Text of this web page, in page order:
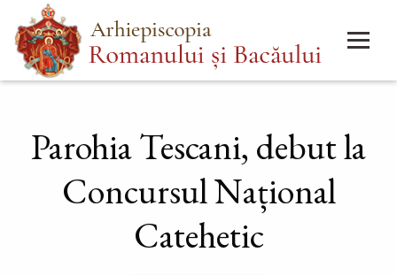
Mergi
la
conţinutul
Main
menu
Parohia Tescani, debut la
Concursul Național
Catehetic